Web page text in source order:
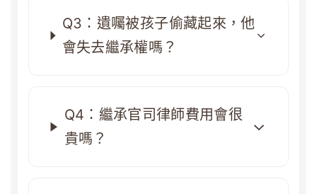
Q3：遺囑被孩子偷藏起來，他
會失去繼承權嗎？
Q4：繼承官司律師費用會很
貴嗎？